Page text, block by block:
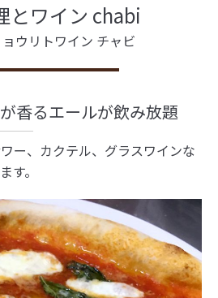
とワイン chabi
ウリトワイン チャビ
香るエールが飲み放題
ー、カクテル、グラスワインな
す。